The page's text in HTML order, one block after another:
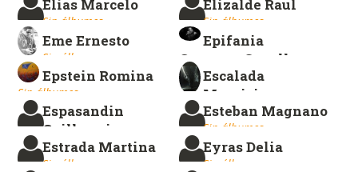
Sin álbumes. Sin álbumes.
Elías Marcelo
Sin álbumes.
Elizalde Raul
Sin álbumes.
Eme Ernesto
Sin álbumes.
Epifania
Cuarteto-Segalla
Mariano
Sin álbumes.
Epstein Romina
Sin álbumes.
Escalada
Mauricio
Sin álbumes.
Espasandin
Guillermina
Sin álbumes.
Esteban Magnano
Sin álbumes.
Estrada Martina
Sin álbumes.
Eyras Delia
Sin álbumes.